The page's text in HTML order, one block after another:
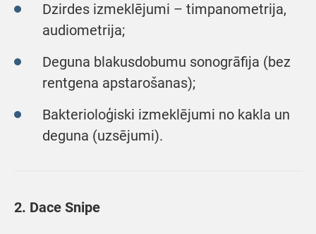
Dzirdes izmeklējumi – timpanometrija,
audiometrija;
Deguna blakusdobumu sonogrāfija (bez
rentgena apstarošanas);
Bakterioloģiski izmeklējumi no kakla un
deguna (uzsējumi).
2. Dace Snipe